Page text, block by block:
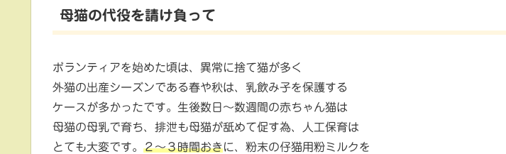
母猫の代役を請け負って
ボランティアを始めた頃は、異常に捨て猫が多く
外猫の出産シーズンである春や秋は、乳飲み子を保護する
ケースが多かったです。生後数日～数週間の赤ちゃん猫は
母猫の母乳で育ち、排泄も母猫が舐めて促す為、人工保育は
とても大変です。 ２～３時間おきに、粉末の仔猫用粉ミルクを